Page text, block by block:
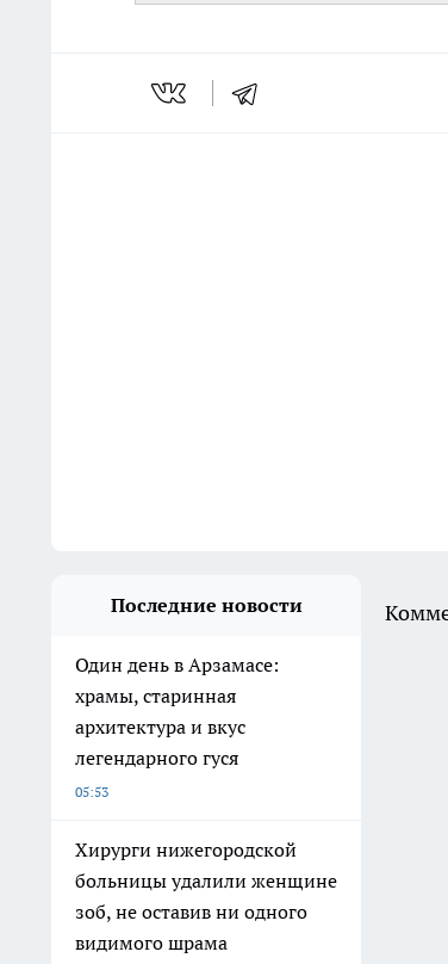
Последние новости
Один день в Арзамасе:
храмы, старинная
архитектура и вкус
легендарного гуся
05:53
Хирурги нижегородской
больницы удалили женщине
зоб, не оставив ни одного
видимого шрама